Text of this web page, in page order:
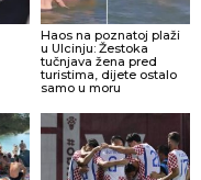
Haos na poznatoj plaži
u Ulcinju: Žestoka
tučnjava žena pred
turistima, dijete ostalo
samo u moru